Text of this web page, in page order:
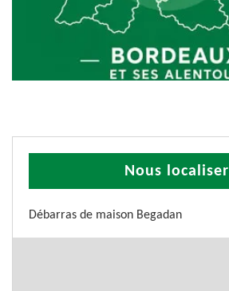
Nous localiser
Débarras de maison Begadan